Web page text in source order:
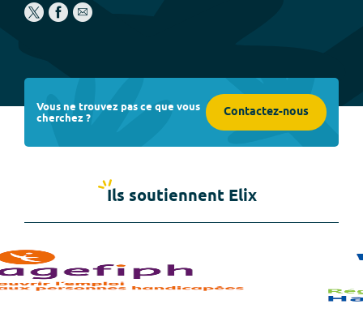
Vous ne trouvez pas ce que vous
cherchez ? Contactez-nous
Ils soutiennent Elix